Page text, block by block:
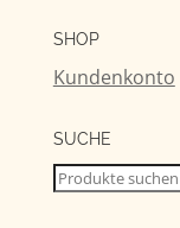
SHOP
Kundenkonto
SUCHE
Suchen